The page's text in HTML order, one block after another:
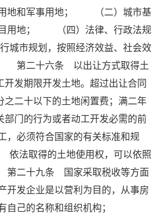
用地和军事用地； （二）城市基
目用地； （四）法律、行政法规
市规划，按照经济效益、社会效
第二十六条 以出让方式取得土
发期限开发土地。超过出让合同
二十以下的土地闲置费；满二年
门的行为或者动工开发必需的前
必须符合国家的有关标准和规
法取得的土地使用权，可以依照
第二十九条 国家采取税收等方面
发企业是以营利为目的，从事房
有自己的名称和组织机构；